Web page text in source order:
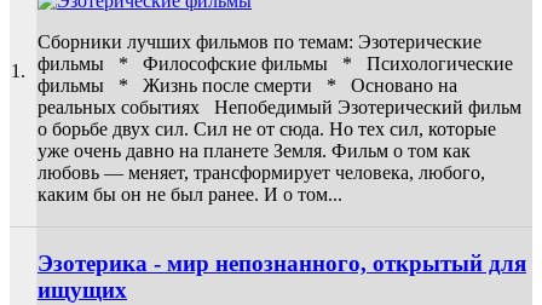
1.
Сборники лучших фильмов по темам: Эзотерические
фильмы * Философские фильмы * Психологические
фильмы * Жизнь после смерти * Основано на
реальных событиях Непобедимый Эзотерический фильм
о борьбе двух сил. Сил не от сюда. Но тех сил, которые
уже очень давно на планете Земля. Фильм о том как
любовь — меняет, трансформирует человека, любого,
каким бы он не был ранее. И о том...
Эзотерика - мир непознанного, открытый для
ищущих